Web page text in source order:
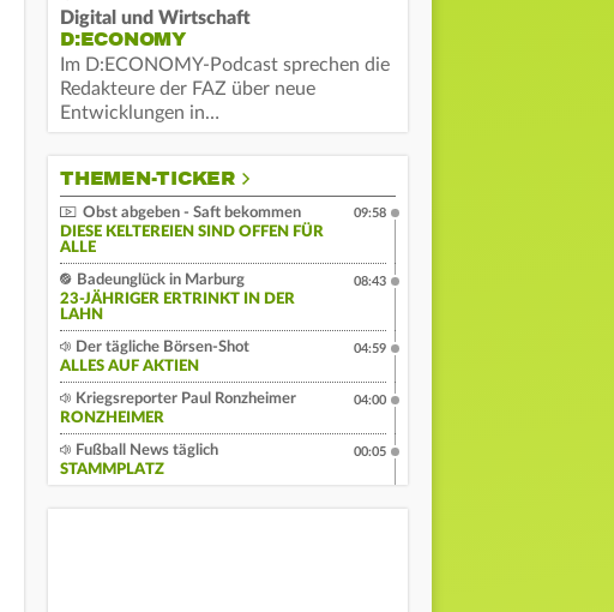
Digital und Wirtschaft
D:ECONOMY
Im D:ECONOMY-Podcast sprechen die
Redakteure der FAZ über neue
Entwicklungen in…
THEMEN-TICKER
Obst abgeben - Saft bekommen
DIESE KELTEREIEN SIND OFFEN FÜR
ALLE
09:58
Badeunglück in Marburg
23-JÄHRIGER ERTRINKT IN DER
LAHN
08:43
Der tägliche Börsen-Shot
ALLES AUF AKTIEN
04:59
Kriegsreporter Paul Ronzheimer
RONZHEIMER
04:00
Fußball News täglich
STAMMPLATZ
00:05